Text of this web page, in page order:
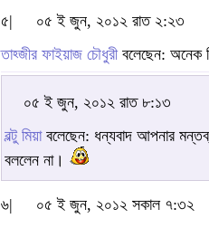
৫|
০৫ ই জুন, ২০১২ রাত ২:২৩
তাহ্জীর ফাইয়াজ চৌধুরীবলেছেন: অনেক
০৫ ই জুন, ২০১২ রাত ৮:১৩
বল্টু মিয়াবলেছেন: ধন্যবাদ আপনার
বললেন না।
৬|
০৫ ই জুন, ২০১২ সকাল ৭:৩২